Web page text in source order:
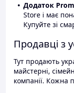
Додаток Prom
Store і має
Купуйте зі
Продавці з
Тут продають
майстерні,
компанії. Кожна